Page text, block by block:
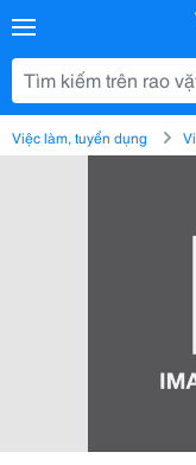
Việc làm, tuyển dụng